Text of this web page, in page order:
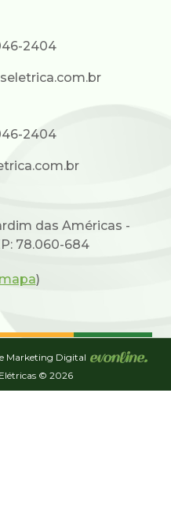
2404
2404
das Américas -
78.060-684
)
Marketing Digital
© 2026